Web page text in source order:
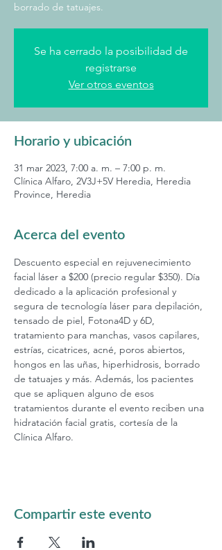
borrado de tatuajes.
Se ha cerrado la posibilidad de
registrarse
Ver otros eventos
Horario y ubicación
31 mar 2023, 7:00 a. m. – 7:00 p. m.
Clínica Alfaro, 2V3J+5V Heredia, Heredia
Province, Heredia
Acerca del evento
Descuento especial en rejuvenecimiento
facial láser a $200 (precio regular $350). Día
dedicado a la aplicación profesional y
segura de tecnología láser para depilación,
tensado de piel, Fotona4D y 6D,
tratamiento para manchas, vasos capilares,
estrías, cicatrices, acné, poros abiertos,
hongos en las uñas, hiperhidrosis, borrado
de tatuajes y más. Además, los pacientes
que se apliquen alguno de esos
tratamientos durante el evento reciben una
hidratación facial gratis, cortesía de la
Clínica Alfaro.
Compartir este evento